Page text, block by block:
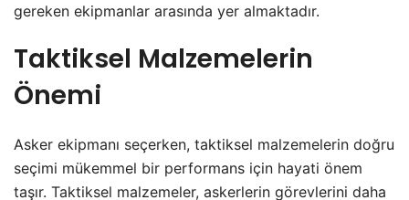
gereken ekipmanlar arasında yer almaktadır.
Taktiksel Malzemelerin
Önemi
Asker ekipmanı seçerken, taktiksel malzemelerin doğru
seçimi mükemmel bir performans için hayati önem
taşır. Taktiksel malzemeler, askerlerin görevlerini daha